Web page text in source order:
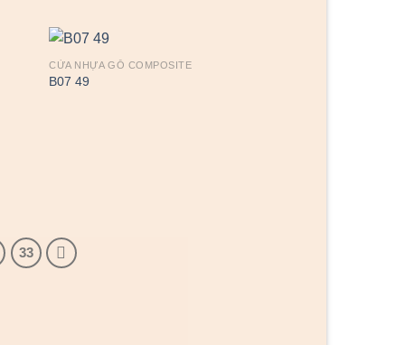
CỬA NHỰA GỖ COMPOSITE
B07 49
33